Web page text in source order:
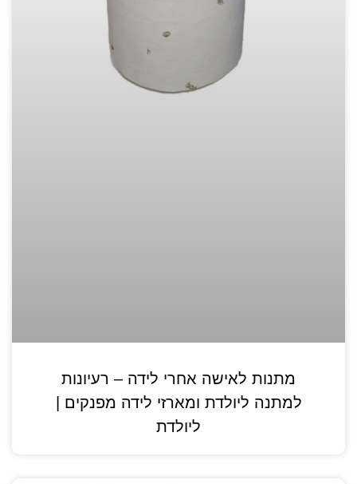
מתנות לאישה אחרי לידה – רעיונות
למתנה ליולדת ומארזי לידה מפנקים |
ליולדת